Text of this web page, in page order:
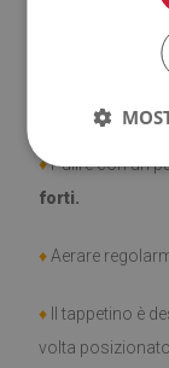
Si ricorda che
del tempo (es.
Come
♦Pulire con un
forti.
♦ Aerare
♦ Il tappetino è
volta